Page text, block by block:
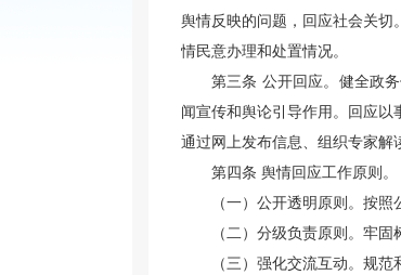
舆情反映的问题，回应社会关
情民意办理和处置情况。
第三条 公开回应。健全政
闻宣传和舆论引导作用。回应
通过网上发布信息、组织专家解
第四条 舆情回应工作原则。
（一）公开透明原则。按
（二）分级负责原则。牢
（三）强化交流互动。规